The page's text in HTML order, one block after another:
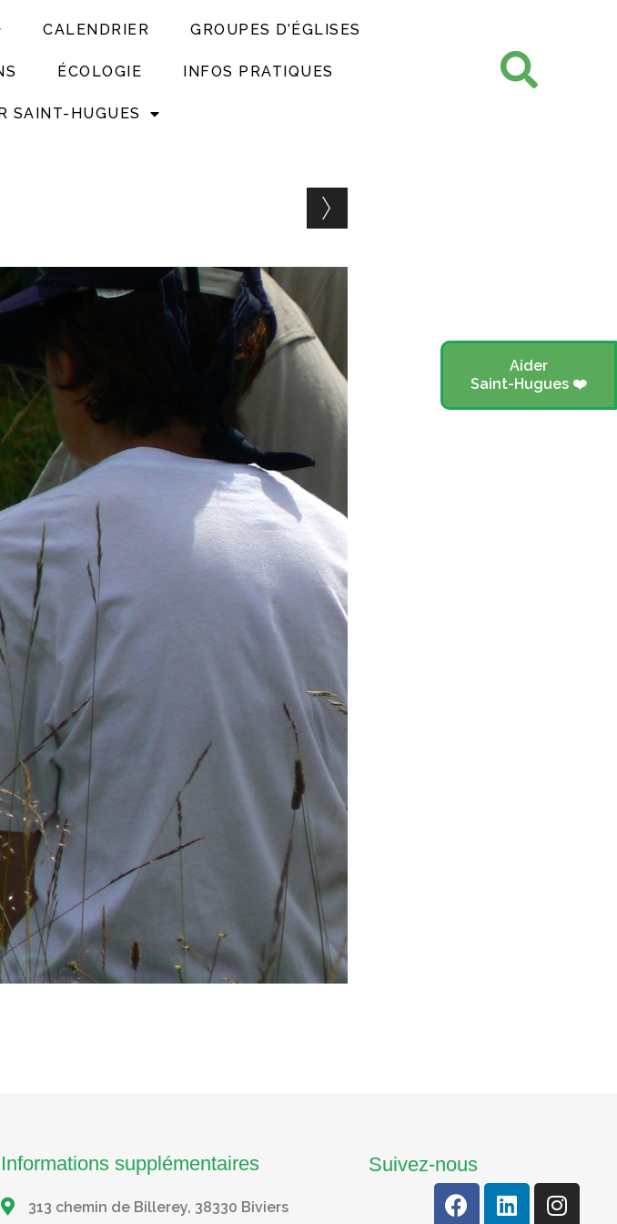
CALENDRIER GROUPES D’ÉGLISES
ÉCOLOGIE INFOS PRATIQUES
SAINT-HUGUES
Aider
Saint-Hugues ❤️
Informations supplémentaires
313 chemin de Billerey, 38330 Biviers
Suivez-nous